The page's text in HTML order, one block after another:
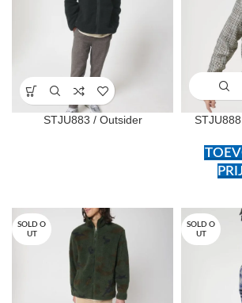
STJU883 / Outsider
SOLD O
UT
SOLD O
UT